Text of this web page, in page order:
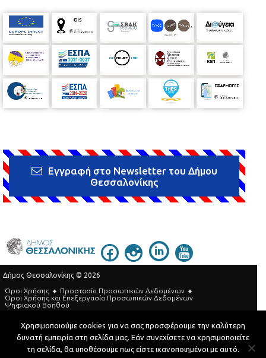
Εγγραφή στο Newsletter του Δήμου
Θεσσαλονίκης
Δήμος Θεσσαλονίκης © 2026
Όροι Χρήσης
Προστασία Προσωπικών Δεδομένων
Όροι Xρήσης και Eπεξεργασία Προσωπικών Δεδομένων
Ψηφιακού Βοηθού
Τηλεφωνικός Κατάλογος
Developed by MyCompany Projects
Χρησιμοποιούμε cookies για να σας προσφέρουμε την καλύτερη
δυνατή εμπειρία στη σελίδα μας. Εάν συνεχίσετε να χρησιμοποιείτε
τη σελίδα, θα υποθέσουμε πως είστε ικανοποιημένοι με αυτό.